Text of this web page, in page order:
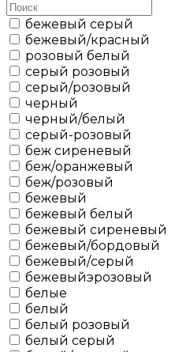
бежевый серый
бежевый/красный
розовый белый
серый розовый
серый/розовый
черный
черный/белый
cерый-розовый
беж сиреневый
беж/оранжевый
беж/розовый
бежевый
бежевый белый
бежевый сиреневый
бежевый/бордовый
бежевый/серый
бежевыйэрозовый
белые
белый
белый розовый
белый серый